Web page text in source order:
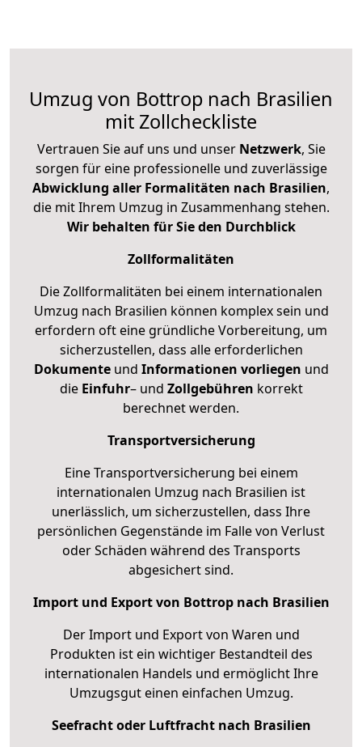
Umzug von Bottrop nach Brasilien
mit Zollcheckliste
Vertrauen Sie auf uns und unser Netzwerk, Sie
sorgen für eine professionelle und zuverlässige
Abwicklung aller Formalitäten nach Brasilien,
die mit Ihrem Umzug in Zusammenhang stehen.
Wir behalten für Sie den Durchblick
Zollformalitäten
Die Zollformalitäten bei einem internationalen
Umzug nach Brasilien können komplex sein und
erfordern oft eine gründliche Vorbereitung, um
sicherzustellen, dass alle erforderlichen
Dokumenteund Informationen vorliegen und
die Einfuhr– und Zollgebühren korrekt
berechnet werden.
Transportversicherung
Eine Transportversicherung bei einem
internationalen Umzug nach Brasilien ist
unerlässlich, um sicherzustellen, dass Ihre
persönlichen Gegenstände im Falle von Verlust
oder Schäden während des Transports
abgesichert sind.
Import und Export von Bottrop nach Brasilien
Der Import und Export von Waren und
Produkten ist ein wichtiger Bestandteil des
internationalen Handels und ermöglicht Ihre
Umzugsgut einen einfachen Umzug.
Seefracht oder Luftfracht nach Brasilien